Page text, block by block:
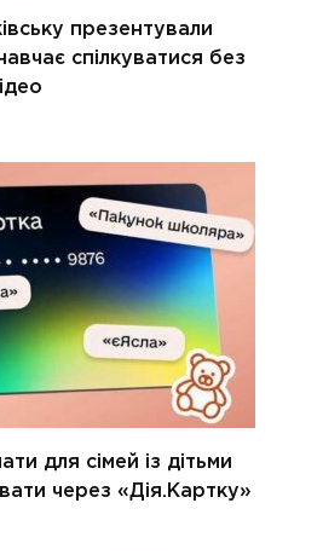
презентували
спілкуватися без
для сімей із дітьми
через «Дія.Картку»